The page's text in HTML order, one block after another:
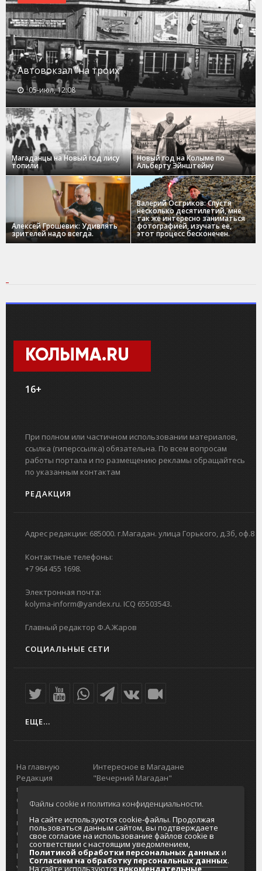
Автовокзал "на троих"
05-июл, 12:08
Магаданцы на Новый год лису
топили
Новый год на Колыме по
Альберту Эйнштейну
Алексей Грошевик: Удивлять
зрителей надо всегда.
Валерий Остриков: Спустя
несколько десятилетий, мне
так же интересно заниматься
фотографией, изучать ее,
этот процесс бесконечен.
КОЛЫМА.RU
16+
При полном или частичном использовании материалов,
ссылка (гиперссылка) обязательна. По всем вопросам
работы портала и по размещению рекламы обращайтесь
по указанным контактам
РЕДАКЦИЯ
Адрес редакции: 685000. г.Магадан. улица Горького, д.3б, оф.8
Контактные телефоны:
+7 964 455 1698.
Электронная почта:
kolyma-inform@yandex.ru. ICQ 65503543.
Главный редактор Ф.А.Жаров
СОЦИАЛЬНЫЕ СЕТИ
ЕЩЕ...
На главную
Редакция
портала
О проекте
Реклама на
портале
Отзывы и
предложения
Интернет-
услуги
Интересное в Магадане
"Вечерний Магадан"
Городская доска объявлений
Реклама
Главный туристический портал
Колымы
Политика в отношении обработки
персональных данных
Согласие на обработку персональных
данных
Файлы cookie и политика конфиденциальности.
На сайте используются cookie-файлы. Продолжая
пользоваться данным сайтом, вы подтверждаете
свое согласие на использование файлов cookie в
соответствии с настоящим уведомлением,
Политикой обработки персональных данныхи
Согласием на обработку персональных данных.
На сайте используютсярекомендательные